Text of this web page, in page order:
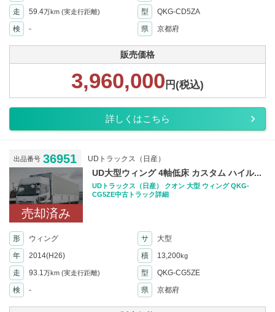
走 59.4万km (実走行距離) 型
QKG-CD5ZA
検
- 県 京都府
販売価格
3,960,000 円(税込)
詳しくはこちら
出品番号 36951 UDトラックス（日産）
売却済み
UD大型ウィング 4軸低床 カスタム ハイル...
UDトラックス（日産） クオン 大型 ウィング QKG-
CG5ZE中古トラック詳細
形 ウィング サ
大型
年
2014(H26) 積 13,200kg
走 93.1万km (実走行距離) 型
QKG-CG5ZE
検
- 県 京都府